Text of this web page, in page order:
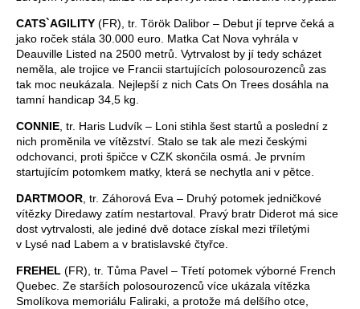
CATS`AGILITY (FR), tr. Török Dalibor – Debut jí teprve čeká a
jako roček stála 30.000 euro. Matka Cat Nova vyhrála v
Deauville Listed na 2500 metrů. Vytrvalost by jí tedy scházet
neměla, ale trojice ve Francii startujících polosourozenců zas
tak moc neukázala. Nejlepší z nich Cats On Trees dosáhla na
tamní handicap 34,5 kg.
CONNIE , tr. Haris Ludvík – Loni stihla šest startů a poslední z
nich proměnila ve vítězství. Stalo se tak ale mezi českými
odchovanci, proti špičce v CZK skončila osmá. Je prvním
startujícím potomkem matky, která se nechytla ani v pětce.
DARTMOOR , tr. Záhorová Eva – Druhý potomek jedničkové
vítězky Diredawy zatím nestartoval. Pravý bratr Diderot má sice
dost vytrvalosti, ale jediné dvě dotace získal mezi tříletými
v Lysé nad Labem a v bratislavské čtyřce.
FREHEL (FR), tr. Tůma Pavel – Třetí potomek výborné French
Quebec. Ze starších polosourozenců více ukázala vítězka
Smolíkova memoriálu Faliraki, a protože má delšího otce,